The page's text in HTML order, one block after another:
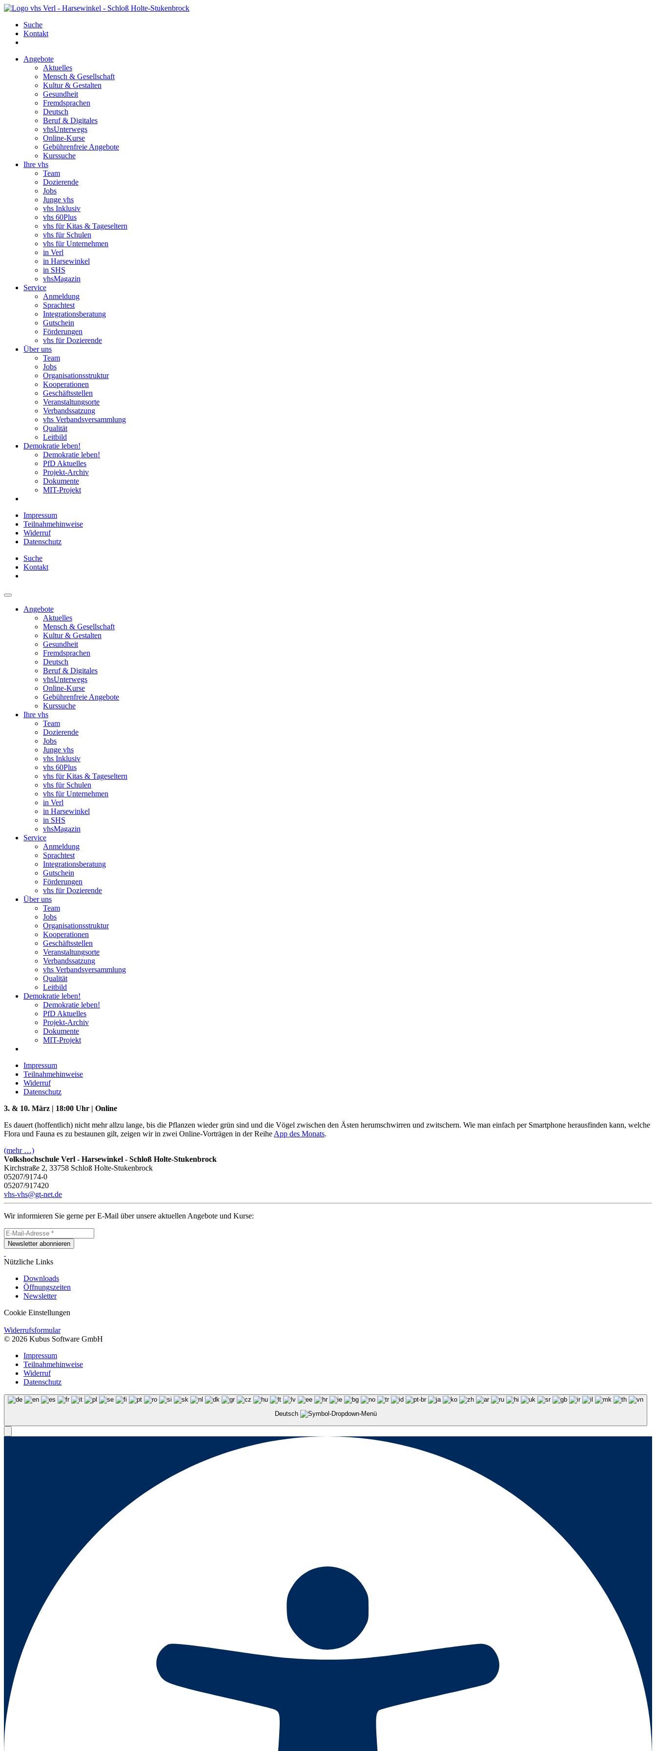
Suche
Kontakt
Angebote
Aktuelles
Mensch & Gesellschaft
Kultur & Gestalten
Gesundheit
Fremdsprachen
Deutsch
Beruf & Digitales
vhsUnterwegs
Online-Kurse
Gebührenfreie Angebote
Kurssuche
Ihre vhs
Team
Dozierende
Jobs
Junge vhs
vhs Inklusiv
vhs 60Plus
vhs für Kitas & Tageseltern
vhs für Schulen
vhs für Unternehmen
in Verl
in Harsewinkel
in SHS
vhsMagazin
Service
Anmeldung
Sprachtest
Integrationsberatung
Gutschein
Förderungen
vhs für Dozierende
Über uns
Team
Jobs
Organisationsstruktur
Kooperationen
Geschäftsstellen
Veranstaltungsorte
Verbandssatzung
vhs Verbandsversammlung
Qualität
Leitbild
Demokratie leben!
Demokratie leben!
PfD Aktuelles
Projekt-Archiv
Dokumente
MIT-Projekt
Impressum
Teilnahmehinweise
Widerruf
Datenschutz
Suche
Kontakt
Angebote
Aktuelles
Mensch & Gesellschaft
Kultur & Gestalten
Gesundheit
Fremdsprachen
Deutsch
Beruf & Digitales
vhsUnterwegs
Online-Kurse
Gebührenfreie Angebote
Kurssuche
Ihre vhs
Team
Dozierende
Jobs
Junge vhs
vhs Inklusiv
vhs 60Plus
vhs für Kitas & Tageseltern
vhs für Schulen
vhs für Unternehmen
in Verl
in Harsewinkel
in SHS
vhsMagazin
Service
Anmeldung
Sprachtest
Integrationsberatung
Gutschein
Förderungen
vhs für Dozierende
Über uns
Team
Jobs
Organisationsstruktur
Kooperationen
Geschäftsstellen
Veranstaltungsorte
Verbandssatzung
vhs Verbandsversammlung
Qualität
Leitbild
Demokratie leben!
Demokratie leben!
PfD Aktuelles
Projekt-Archiv
Dokumente
MIT-Projekt
Impressum
Teilnahmehinweise
Widerruf
Datenschutz
3. & 10. März | 18:00 Uhr | Online
Es dauert (hoffentlich) nicht mehr allzu lange, bis die Pflanzen wieder grün sind und die Vögel zwischen den Ästen herumschwirren und zwitschern. Wie man einfach per Smartphone herausfinden kann, welche
Flora und Fauna es zu bestaunen gilt, zeigen wir in zwei Online-Vorträgen in der Reihe App des Monats.
(mehr …)
Volkshochschule Verl - Harsewinkel - Schloß Holte-Stukenbrock
Kirchstraße 2, 33758 Schloß Holte-Stukenbrock
05207/9174-0
05207/917420
vhs-vhs@gt-net.de
Wir informieren Sie gerne per E-Mail über unsere aktuellen Angebote und Kurse:
Newsletter abonnieren
Nützliche Links
Downloads
Öffnungszeiten
Newsletter
Cookie Einstellungen
Widerrufsformular
© 2026 Kubus Software GmbH
Impressum
Teilnahmehinweise
Widerruf
Datenschutz
Deutsch